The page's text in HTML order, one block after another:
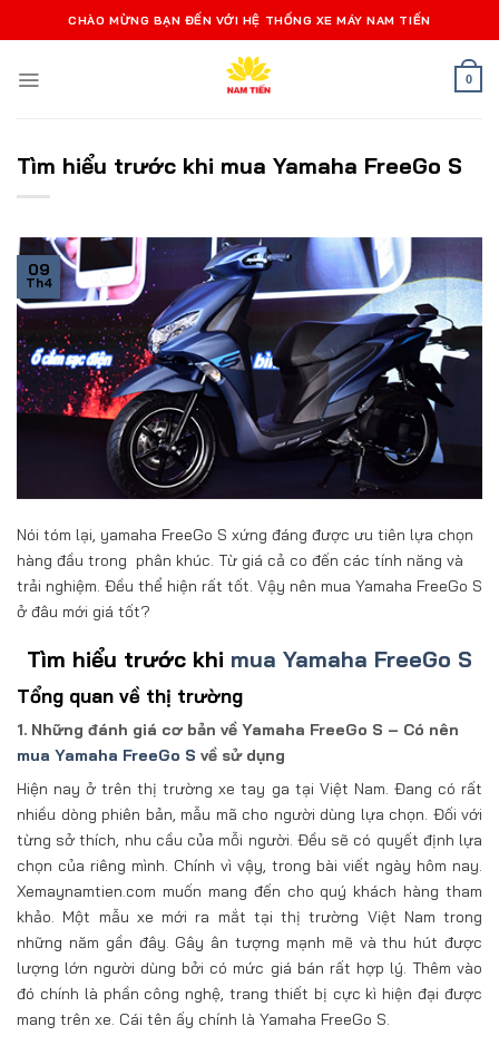
qua
dung
CHÀO MỪNG BẠN ĐẾN VỚI HỆ THỐNG XE MÁY NAM TIẾN
0
Tìm hiểu trước khi mua Yamaha FreeGo S
09
Th4
Nói tóm lại, yamaha FreeGo S xứng đáng được ưu tiên lựa chọn
hàng đầu trong phân khúc. Từ giá cả co đến các tính năng và
trải nghiệm. Đều thể hiện rất tốt. Vậy nên mua Yamaha FreeGo S
ở đâu mới giá tốt?
Tìm hiểu trước khi mua Yamaha FreeGo S
Tổng quan về thị trường
1. Những đánh giá cơ bản về Yamaha FreeGo S – Có nên
mua Yamaha FreeGo S về sử dụng
Hiện nay ở trên thị trường xe tay ga tại Việt Nam. Đang có rất
nhiều dòng phiên bản, mẫu mã cho người dùng lựa chọn. Đối với
từng sở thích, nhu cầu của mỗi người. Đều sẽ có quyết định lựa
chọn của riêng mình. Chính vì vậy, trong bài viết ngày hôm nay.
Xemaynamtien.com muốn mang đến cho quý khách hàng tham
khảo. Một mẫu xe mới ra mắt tại thị trường Việt Nam trong
những năm gần đây. Gây ân tượng mạnh mẽ và thu hút được
lượng lớn người dùng bởi có mức giá bán rất hợp lý. Thêm vào
đó chính là phần công nghệ, trang thiết bị cực kì hiện đại được
mang trên xe. Cái tên ấy chính là Yamaha FreeGo S.